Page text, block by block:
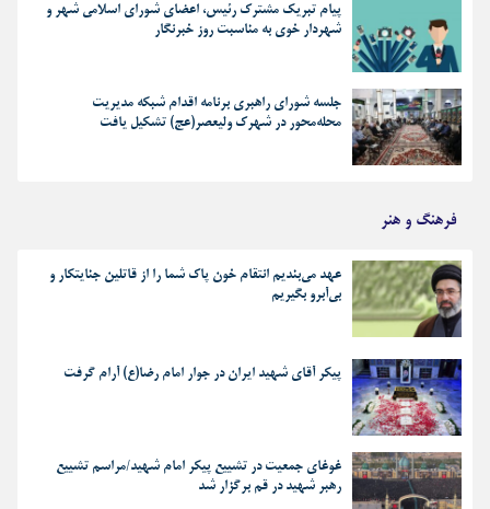
پیام تبریک مشترک رئیس، اعضای شورای اسلامی شهر و
شهردار خوی به مناسبت روز خبرنگار
جلسه شورای راهبری برنامه اقدام شبکه مدیریت
محله‌محور در شهرک ولیعصر(عج) تشکیل یافت
فرهنگ و هنر
عهد می‌بندیم انتقام خون پاک شما را از قاتلین جنایتکار و
بی‌آبرو بگیریم
پیکر آقای شهید ایران در جوار امام رضا(ع) آرام گرفت
غوغای جمعیت در تشییع پیکر امام شهید/مراسم تشییع
رهبر شهید در قم برگزار شد